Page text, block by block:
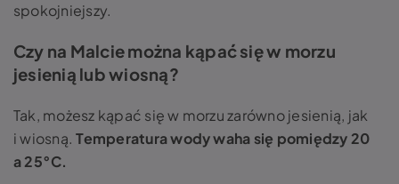
spokojniejszy.
Czy na Malcie można kąpać się w morzu
jesienią lub wiosną?
Tak, możesz kąpać się w morzu zarówno jesienią, jak
i wiosną.Temperatura wody waha się pomiędzy 20
a 25°C.